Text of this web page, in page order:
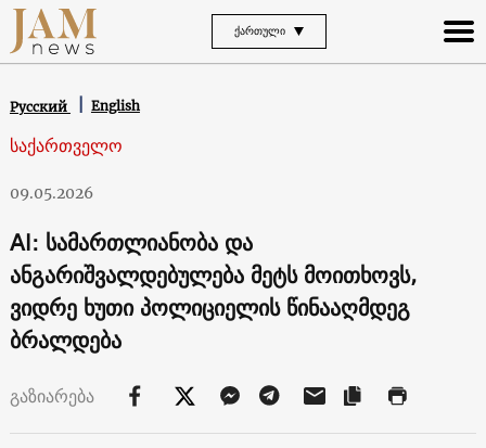
ᲥᲐᲠᲗᲣᲚᲘ
Русский English
საქართველო
09.05.2026
Al: სამართლიანობა და
ანგარიშვალდებულება მეტს მოითხოვს,
ვიდრე ხუთი პოლიციელის წინააღმდეგ
ბრალდება
გაზიარება